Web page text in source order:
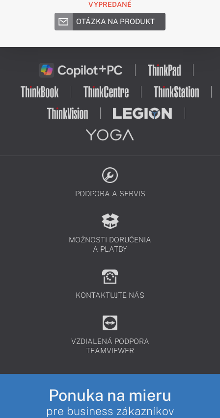
VYPREDANÉ
OTÁZKA NA PRODUKT
PODPORA A SERVIS
MOŽNOSTI DORUČENIA
A PLATBY
KONTAKTUJTE NÁS
VZDIALENÁ PODPORA
TEAMVIEWER
Ponuka na mieru
pre business zákazníkov